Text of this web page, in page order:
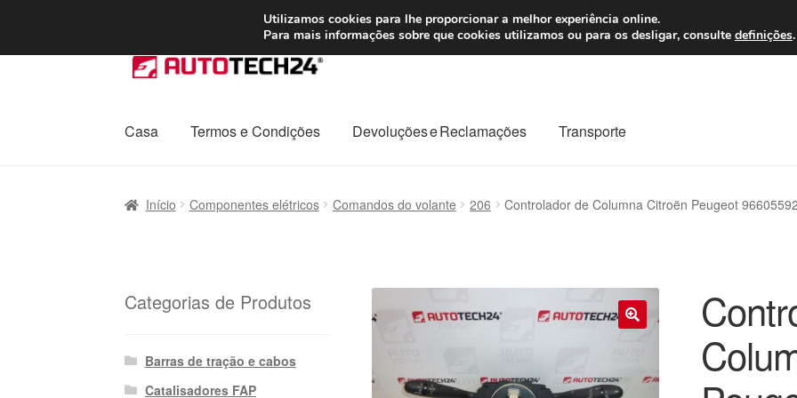
ENVIO a partir de 7 EUR Seg-Sex,
Ir
para
navegação
Saltar
para
conteúdo
Casa Termos e Condições Devoluções e Reclamações Transporte
Início Componentes elétricos Comandos do volante 206 Controlador de Columna Citroën Peugeot
Categorias de Produtos
Barras de tração e cabos
Catalisadores FAP
Utilizamos cookies para lhe proporcionar a melhor experiência online.
Para mais informações sobre que cookies utilizamos ou para os desligar, consulte definições.